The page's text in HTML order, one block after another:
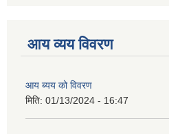
आय व्यय विवरण
आय ब्यय को विवरण
मिति: 01/13/2024 - 16:47